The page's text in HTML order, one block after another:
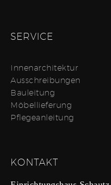
SERVICE
Innenarchitektur
Ausschreibungen
Bauleitung
Möbellieferung
Pflegeanleitung
KONTAKT